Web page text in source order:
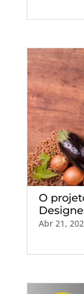
O
Abr 21,